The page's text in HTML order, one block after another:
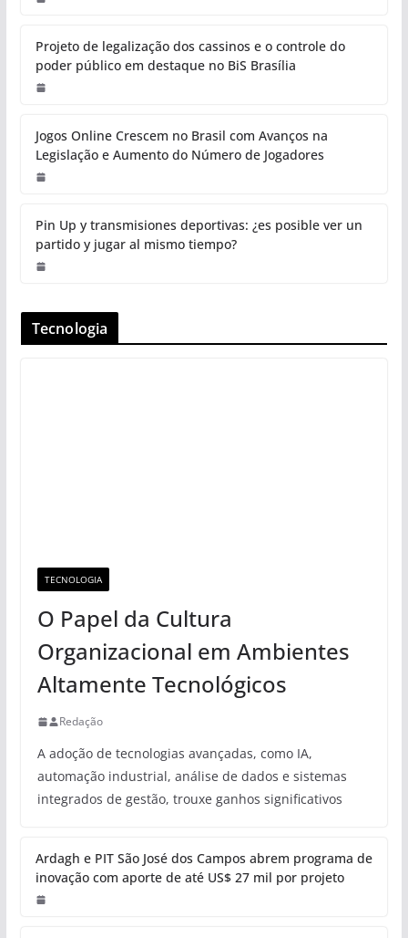
Projeto de legalização dos cassinos e o controle do
poder público em destaque no BiS Brasília
Jogos Online Crescem no Brasil com Avanços na
Legislação e Aumento do Número de Jogadores
Pin Up y transmisiones deportivas: ¿es posible ver un
partido y jugar al mismo tiempo?
Tecnologia
TECNOLOGIA
O Papel da Cultura
Organizacional em Ambientes
Altamente Tecnológicos
Redação
A adoção de tecnologias avançadas, como IA,
automação industrial, análise de dados e sistemas
integrados de gestão, trouxe ganhos significativos
Ardagh e PIT São José dos Campos abrem programa de
inovação com aporte de até US$ 27 mil por projeto